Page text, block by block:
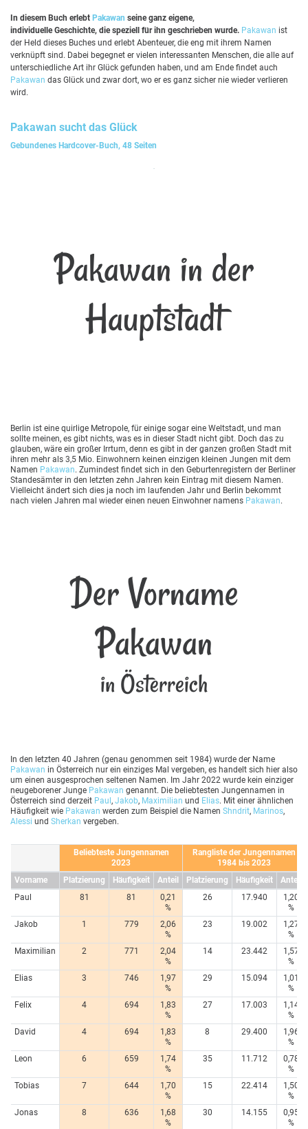
In diesem Buch erlebt Pakawan seine ganz eigene,
individuelle Geschichte, die speziell für ihn geschrieben wurde. Pakawan ist
der Held dieses Buches und erlebt Abenteuer, die eng mit ihrem Namen
verknüpft sind. Dabei begegnet er vielen interessanten Menschen, die alle auf
unterschiedliche Art ihr Glück gefunden haben, und am Ende findet auch
Pakawan das Glück und zwar dort, wo er es ganz sicher nie wieder verlieren
wird.
Pakawan sucht das Glück
Gebundenes Hardcover-Buch, 48 Seiten
Pakawan in der
Hauptstadt
Berlin ist eine quirlige Metropole, für einige sogar eine Weltstadt, und man
sollte meinen, es gibt nichts, was es in dieser Stadt nicht gibt. Doch das zu
glauben, wäre ein großer Irrtum, denn es gibt in der ganzen großen Stadt mit
ihren mehr als 3,5 Mio. Einwohnern keinen einzigen kleinen Jungen mit dem
Namen Pakawan. Zumindest findet sich in den Geburtenregistern der Berliner
Standesämter in den letzten zehn Jahren kein Eintrag mit diesem Namen.
Vielleicht ändert sich dies ja noch im laufenden Jahr und Berlin bekommt
nach vielen Jahren mal wieder einen neuen Einwohner namens Pakawan.
Der Vorname
Pakawan
in Österreich
In den letzten 40 Jahren (genau genommen seit 1984) wurde der Name
Pakawan in Österreich nur ein einziges Mal vergeben, es handelt sich hier also
um einen ausgesprochen seltenen Namen. Im Jahr 2022 wurde kein einziger
neugeborener Junge Pakawan genannt. Die beliebtesten Jungennamen in
Österreich sind derzeit Paul , Jakob, Maximilian und Elias. Mit einer ähnlichen
Häufigkeit wie Pakawan werden zum Beispiel die Namen Shndrit, Marinos,
Alessi und Sherkan vergeben.
Beliebteste Jungennamen
2023
Rangliste der Jungennamen
1984 bis 2023
Vorname
Platzierung Häufigkeit Anteil Platzierung Häufigkeit
Anteil
Paul
81 81
0,21
%
26 17.940
1,20
%
Jakob
1 779
2,06
%
23 19.002
1,27
%
Maximilian
2 771
2,04
%
14 23.442
1,57
%
Elias
3 746
1,97
%
29 15.094
1,01
%
Felix
4 694
1,83
%
27 17.003
1,14
%
David
4 694
1,83
%
8 29.400
1,96
%
Leon
6 659
1,74
%
35 11.712
0,78
%
Tobias
7 644
1,70
%
15 22.414
1,50
%
Jonas
8 636
1,68
%
30 14.155
0,95
%